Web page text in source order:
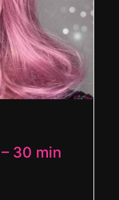
30 min